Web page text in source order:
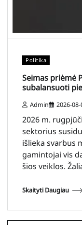
Politika
Seimas priėmė
subalansuoti
Admin 2026-
2026 m.
sektorius
išlieka svarbus
gamintojai vis
šios veiklos.
Skaityti Daugiau